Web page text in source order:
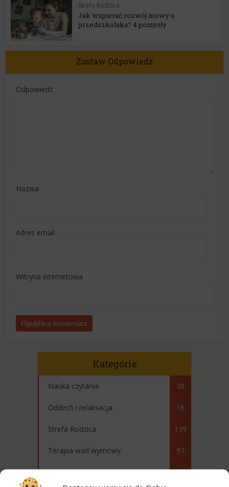
Strefa Rodzica
Jak wspierać rozwój mowy u
przedszkolaka? 4 pomysły
Zostaw Odpowiedź
Odpowiedź
Nazwa
Adres email
Witryna internetowa
Kategorie
Nauka czytania 38
Oddech i relaksacja 16
Strefa Rodzica 139
Terapia wad wymowy 97
Testy i recenzje 40